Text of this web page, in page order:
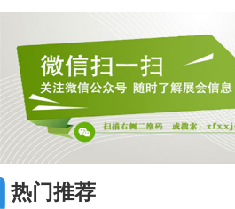
热门推荐